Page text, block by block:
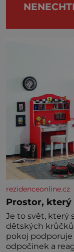
rezidenceonline.cz
Prostor,
Je to svět, který
dětských krůčků
pokoj
odpočinek a